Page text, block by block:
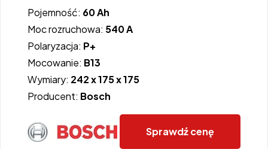
Pojemność: 60 Ah
Moc rozruchowa: 540 A
Polaryzacja: P+
Mocowanie: B13
Wymiary: 242 x 175 x 175
Producent: Bosch
Sprawdź cenę